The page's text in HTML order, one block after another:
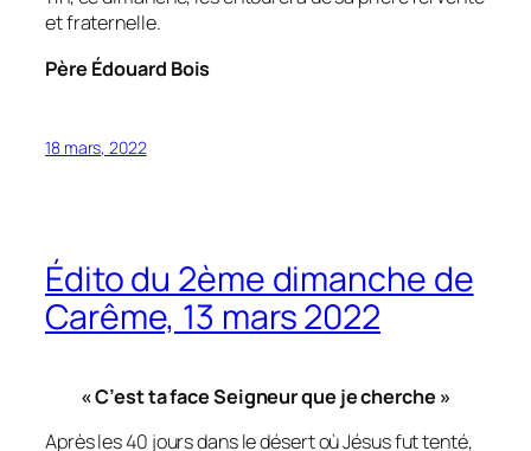
et fraternelle.
Père Édouard Bois
18 mars, 2022
Édito du 2ème dimanche de
Carême, 13 mars 2022
« C’est ta face Seigneur que je cherche »
Après les 40 jours dans le désert où Jésus fut tenté,